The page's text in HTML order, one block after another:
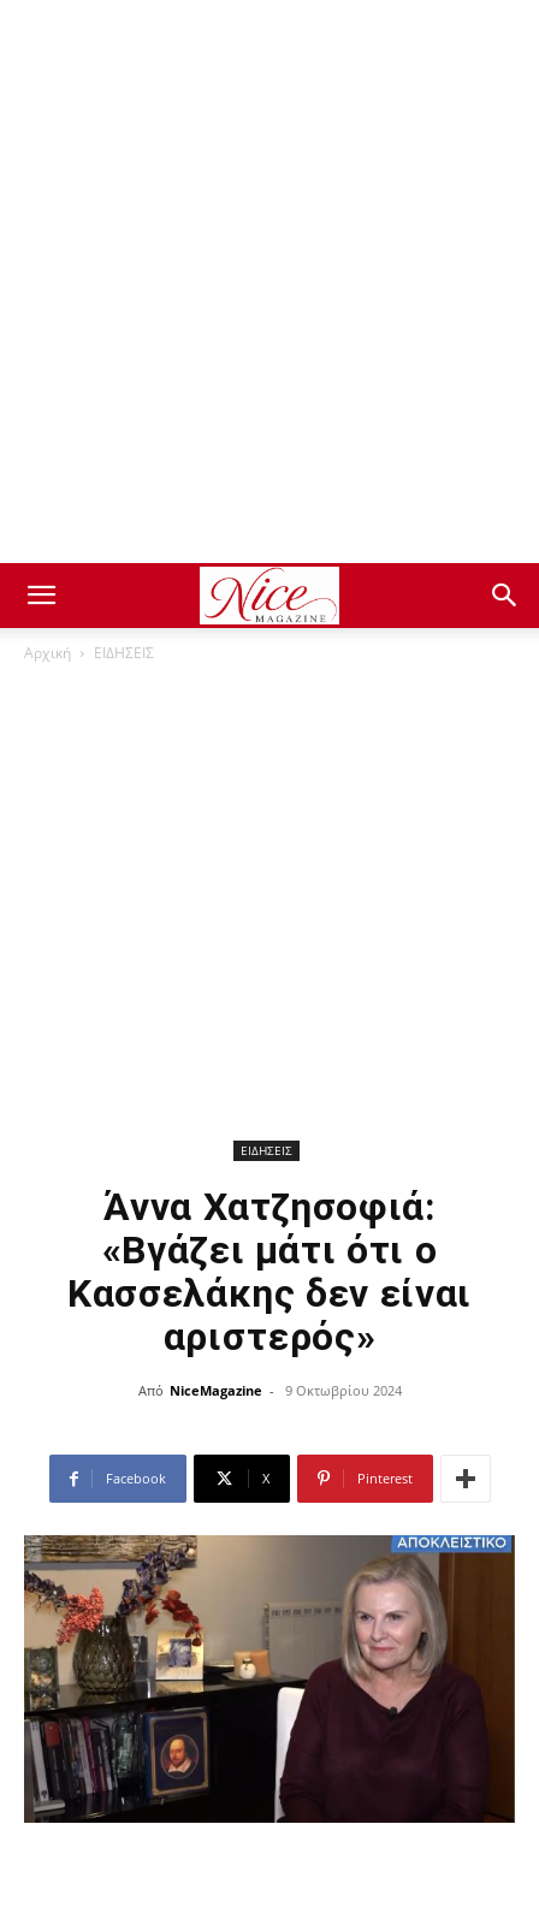
Αρχική ΕΙΔΗΣΕΙΣ
ΕΙΔΗΣΕΙΣ
Άννα Χατζησοφιά:
«Βγάζει μάτι ότι ο
Κασσελάκης δεν είναι
αριστερός»
Από NiceMagazine - 9 Οκτωβρίου 2024
Facebook X Pinterest